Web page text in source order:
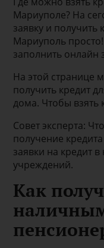
Мариуполе? На
заявку и получить
Мариуполь
заполнить онлайн
На этой странице
получить кредит
дома. Чтобы взять
Совет эксперта:
получение
заявки на кредит
учреждений.
Как